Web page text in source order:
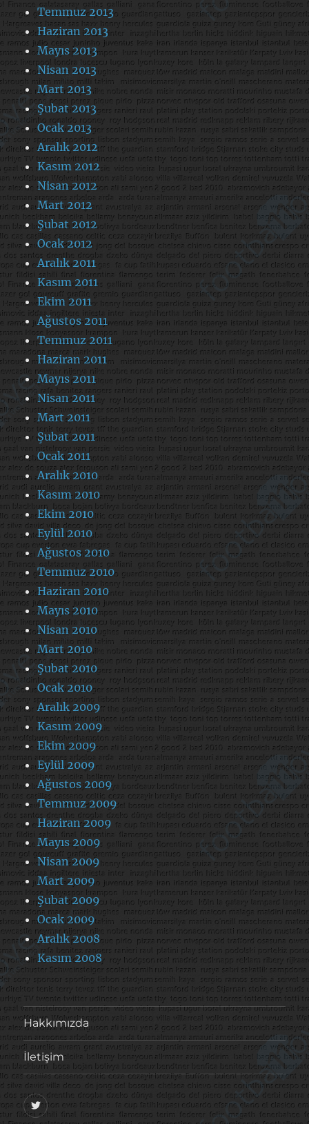
Temmuz 2013
Haziran 2013
Mayıs 2013
Nisan 2013
Mart 2013
Şubat 2013
Ocak 2013
Aralık 2012
Kasım 2012
Nisan 2012
Mart 2012
Şubat 2012
Ocak 2012
Aralık 2011
Kasım 2011
Ekim 2011
Ağustos 2011
Temmuz 2011
Haziran 2011
Mayıs 2011
Nisan 2011
Mart 2011
Şubat 2011
Ocak 2011
Aralık 2010
Kasım 2010
Ekim 2010
Eylül 2010
Ağustos 2010
Temmuz 2010
Haziran 2010
Mayıs 2010
Nisan 2010
Mart 2010
Şubat 2010
Ocak 2010
Aralık 2009
Kasım 2009
Ekim 2009
Eylül 2009
Ağustos 2009
Temmuz 2009
Haziran 2009
Mayıs 2009
Nisan 2009
Mart 2009
Şubat 2009
Ocak 2009
Aralık 2008
Kasım 2008
Hakkımızda
İletişim
@footballove